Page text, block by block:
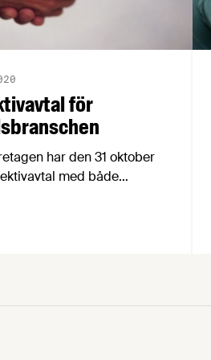
för
har den 31 oktober
med både
förhandlingschef